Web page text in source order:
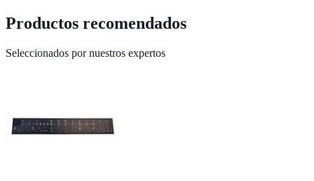
Productos recomendados
Seleccionados por nuestros expertos